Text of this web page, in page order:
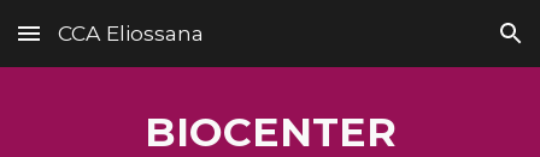
Skip to main content Skip to navigation
CCA Eliossana
BIOCENTER